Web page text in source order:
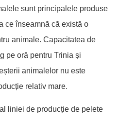
sunt principalele produse
ce înseamnă că există o
animale. Capacitatea de
pe oră pentru Trinia și
animalelor nu este
relativ mare.
liniei de producție de pelete